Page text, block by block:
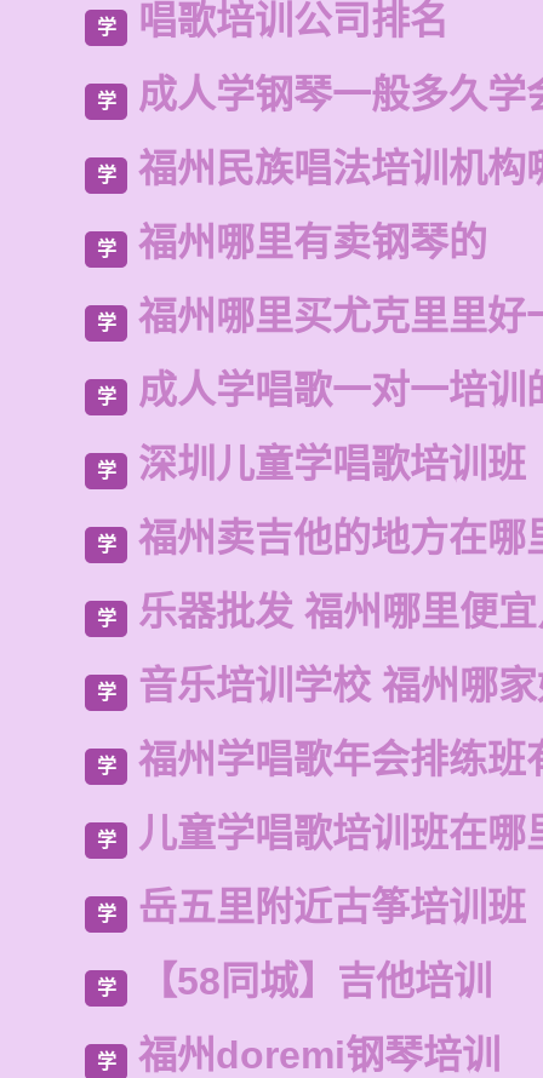
学 唱歌培训公司排名
学 成人学钢琴一般多久学
学 福州民族唱法培训机构
学 福州哪里有卖钢琴的
学 福州哪里买尤克里里好
学 成人学唱歌一对一培训
学 深圳儿童学唱歌培训班
学 福州卖吉他的地方在哪
学 乐器批发 福州哪里便
学 音乐培训学校 福州哪
学 福州学唱歌年会排练班
学 儿童学唱歌培训班在哪
学 岳五里附近古筝培训班
学 【58同城】吉他培训
学 福州doremi钢琴培训